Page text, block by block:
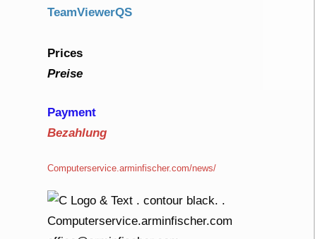
TeamViewerQS
Prices
Preise
Payment
Bezahlung
Computerservice.arminfischer.com/news/